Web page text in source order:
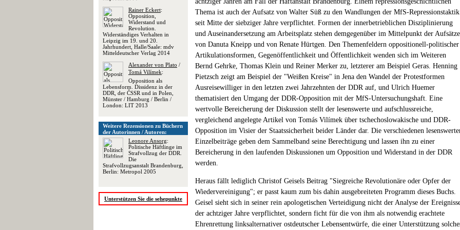
Rainer Eckert:
Opposition,
Widerstand und
Revolution.
Widerständiges Verhalten in
Leipzig im 19. und 20.
Jahrhundert, Halle/Saale: mdv
Mitteldeutscher Verlag 2014
Alexander von Plato /
Tomá Vilímek:
Opposition als
Lebensform. Dissidenz in der
DDR, der ČSSR und in Polen,
Münster / Hamburg / Berlin /
London: LIT 2013
Weitere Rezensionen zu Büchern
der Autorinnen / Autoren:
Leonore Ansorg:
Politische Häftlinge im
Strafvollzug der DDR.
Die
Strafvollzugsanstalt Brandenburg,
Berlin: Metropol 2005
Unterstützen Sie die sehepunkte
Thema ist auch der Aufsatz von Walter Süß zu den Wandlungen der MfS-Repressionstaktik
seit Mitte der siebziger Jahre verpflichtet. Formen der innerbetrieblichen Disziplinierung
und Auseinandersetzung am Arbeitsplatz stehen demgegenüber im Mittelpunkt der Aufsätze
von Danuta Kneipp und von Renate Hürtgen. Den Themenfeldern oppositionell-politischer
Artikulationsformen, Gegenöffentlichkeit und Öffentlichkeit wenden sich im Weiteren
Bernd Gehrke, Thomas Klein und Reiner Merker zu, letzterer am Beispiel Geras. Henning
Pietzsch zeigt am Beispiel der "Weißen Kreise" in Jena den Wandel der Protestformen
Ausreisewilliger in den letzten zwei Jahrzehnten der DDR auf, und Ulrich Huemer
thematisiert den Umgang der DDR-Opposition mit der MfS-Untersuchungshaft. Eine
wertvolle Bereicherung der Diskussion stellt der lesenswerte und aufschlussreiche,
vergleichend angelegte Artikel von Tomás Vilímek über tschechoslowakische und DDR-
Opposition im Visier der Staatssicherheit beider Länder dar. Die verschiedenen
Einzelbeiträge geben dem Sammelband seine Berechtigung und lassen ihn zu einer
Bereicherung in den laufenden Diskussionen um Opposition und Widerstand in der DDR
werden.
Heraus fällt lediglich Christof Geisels Beitrag "Siegreiche Revolutionäre oder Opfer der
Wiedervereinigung"; er passt kaum zum bis dahin ausgebreiteten Programm dieses Buchs.
Geisel sieht sich in seiner rein apologetischen Verteidigung nicht der Analyse der
der achtziger Jahre verpflichtet, sondern ficht für die von ihm als notwendig erachtete
Ehrenrettung linksalternativer ostdeutscher Lebensentwürfe, die einer Unterstützung